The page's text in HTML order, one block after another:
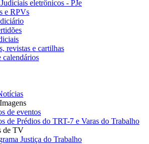
eletrônicos - PJe
e RPVs
revistas e cartilhas
calendários
de eventos
de Prédios do TRT-7 e Varas do Trabalho
de TV
Justiça do Trabalho